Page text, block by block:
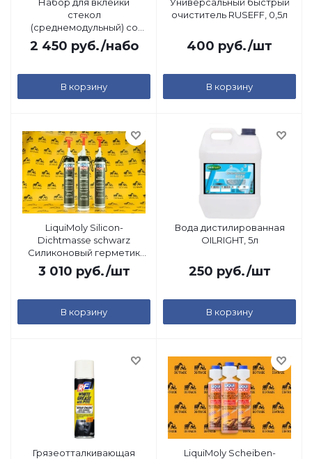
стекол
(среднемодульный) со
струной ReinWell, 0,31л
2 450 руб./набо
В корзину
очиститель RUSEFF, 0,5л
400 руб./шт
В корзину
LiquiMoly Silicon-
Dichtmasse schwarz
Силиконовый герметик
(черный), 0,2л
3 010 руб./шт
В корзину
Вода дистилированная
OILRIGHT, 5л
250 руб./шт
В корзину
Грязеотталкивающая
LiquiMoly Scheiben-